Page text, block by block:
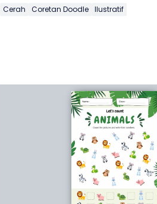
Cerah Coretan Doodle Ilustratif